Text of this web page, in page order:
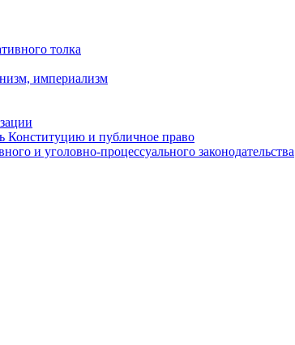
толка
империализм
Конституцию и публичное право
и уголовно-процессуального законодательства